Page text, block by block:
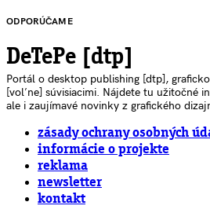
ODPORÚČAME
DeTePe [dtp]
Portál o desktop publishing [dtp],
[voľne] súvisiacimi. Nájdete tu užitočné
ale i zaujímavé novinky z grafického
zásady ochrany osobných
informácie o projekte
reklama
newsletter
kontakt